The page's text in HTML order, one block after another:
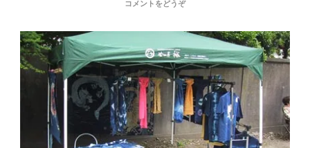
コメントをどうぞ(冷